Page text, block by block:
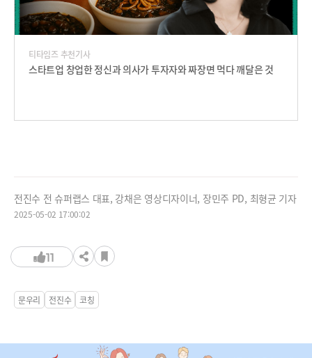
티타임즈 추천기사
스타트업 창업한 정신과 의사가 투자자와 짜장면 먹다 깨달은 것
전진수 전 슈퍼랩스 대표, 강채은 영상디자이너, 장민주 PD, 최형균 기자
2025-05-02 17:00:02
11
문우리 전진수 코칭